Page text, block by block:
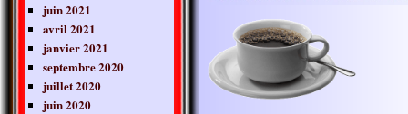
juin 2021
avril 2021
janvier 2021
septembre 2020
juillet 2020
juin 2020